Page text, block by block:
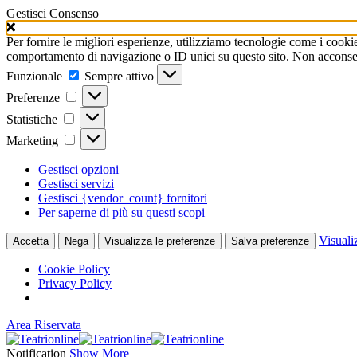
Gestisci Consenso
Per fornire le migliori esperienze, utilizziamo tecnologie come i
comportamento di navigazione o ID unici su questo sito. Non
Funzionale
Funzionale
Sempre attivo
Preferenze
Preferenze
Statistiche Statistiche
Marketing Marketing
Gestisci opzioni
Gestisci servizi
Gestisci {vendor_count} fornitori
Per saperne di più su questi scopi
Accetta Nega Visualizza le preferenze Salva preferenze
Cookie Policy
Privacy Policy
Area Riservata
Notification Show More